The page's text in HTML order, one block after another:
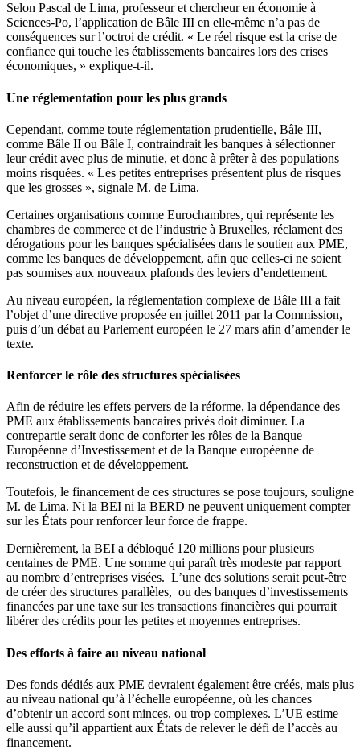
Selon Pascal de Lima, professeur et chercheur en économie à
Sciences-Po, l’application de Bâle III en elle-même n’a pas de
conséquences sur l’octroi de crédit. « Le réel risque est la crise de
confiance qui touche les établissements bancaires lors des crises
économiques, » explique-t-il.
Une réglementation pour les plus grands
Cependant, comme toute réglementation prudentielle, Bâle III,
comme Bâle II ou Bâle I, contraindrait les banques à sélectionner
leur crédit avec plus de minutie, et donc à prêter à des populations
moins risquées. « Les petites entreprises présentent plus de risques
que les grosses », signale M. de Lima.
Certaines organisations comme Eurochambres, qui représente les
chambres de commerce et de l’industrie à Bruxelles, réclament des
dérogations pour les banques spécialisées dans le soutien aux PME,
comme les banques de développement, afin que celles-ci ne soient
pas soumises aux nouveaux plafonds des leviers d’endettement.
Au niveau européen, la réglementation complexe de Bâle III a fait
l’objet d’une directive proposée en juillet 2011 par la Commission,
puis d’un débat au Parlement européen le 27 mars afin d’amender le
texte.
Renforcer le rôle des structures spécialisées
Afin de réduire les effets pervers de la réforme, la dépendance des
PME aux établissements bancaires privés doit diminuer. La
contrepartie serait donc de conforter les rôles de la Banque
Européenne d’Investissement et de la Banque européenne de
reconstruction et de développement.
Toutefois, le financement de ces structures se pose toujours, souligne
M. de Lima. Ni la BEI ni la BERD ne peuvent uniquement compter
sur les États pour renforcer leur force de frappe.
Dernièrement, la BEI a débloqué 120 millions pour plusieurs
centaines de PME. Une somme qui paraît très modeste par rapport
au nombre d’entreprises visées. L’une des solutions serait peut-être
de créer des structures parallèles, ou des banques d’investissements
financées par une taxe sur les transactions financières qui pourrait
libérer des crédits pour les petites et moyennes entreprises.
Des efforts à faire au niveau national
Des fonds dédiés aux PME devraient également être créés, mais plus
au niveau national qu’à l’échelle européenne, où les chances
d’obtenir un accord sont minces, ou trop complexes. L’UE estime
elle aussi qu’il appartient aux États de relever le défi de l’accès au
financement.